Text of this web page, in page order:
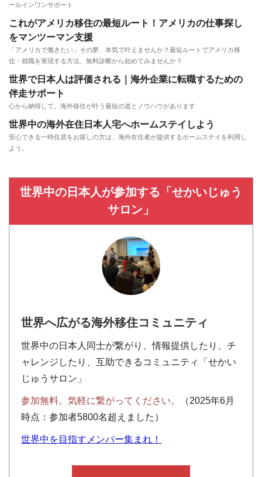
ールインワンサポート
これがアメリカ移住の最短ルート！アメリカの仕事探し
をマンツーマン支援
「アメリカで働きたい」その夢、本気で叶えませんか？最短ルートでアメリカ移
住・就職を実現する方法、無料診断から始めてみませんか？
世界で日本人は評価される｜海外企業に転職するための
伴走サポート
心から納得して、海外移住が叶う最短の道とノウハウがあります
世界中の海外在住日本人宅へホームステイしよう
安心できる一時住居をお探しの方は、海外在住者が提供するホームステイを利用し
よう。
世界中の日本人が参加する「せかいじゅう
サロン」
世界へ広がる海外移住コミュニティ
世界中の日本人同士が繋がり、情報提供したり、チ
ャレンジしたり、互助できるコミュニティ「せかい
じゅうサロン」
参加無料。気軽に繋がってください。
（2025年6月
時点：参加者5800名超えました）
世界中を目指すメンバー集まれ！